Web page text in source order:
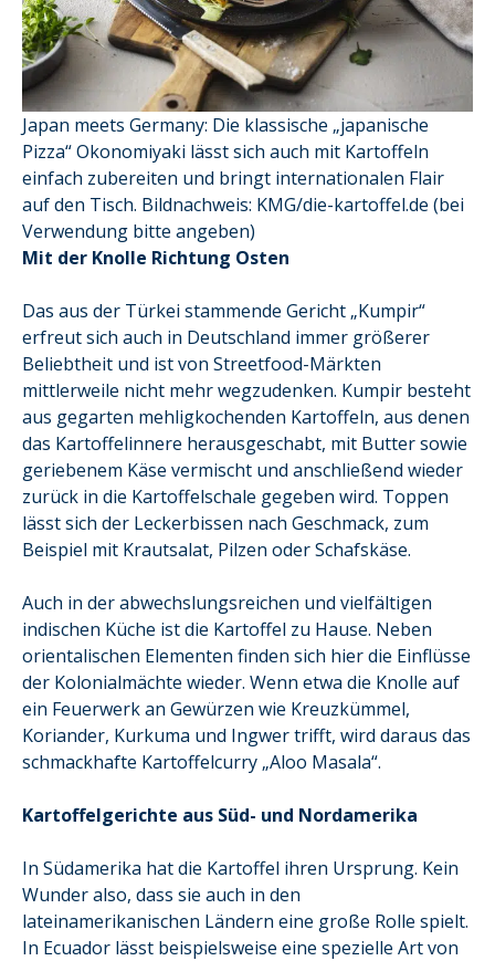
Japan meets Germany: Die klassische „japanische
Pizza“ Okonomiyaki lässt sich auch mit Kartoffeln
einfach zubereiten und bringt internationalen Flair
auf den Tisch. Bildnachweis: KMG/die-kartoffel.de (bei
Verwendung bitte angeben)
Mit der Knolle Richtung Osten
Das aus der Türkei stammende Gericht „Kumpir“
erfreut sich auch in Deutschland immer größerer
Beliebtheit und ist von Streetfood-Märkten
mittlerweile nicht mehr wegzudenken. Kumpir besteht
aus gegarten mehligkochenden Kartoffeln, aus denen
das Kartoffelinnere herausgeschabt, mit Butter sowie
geriebenem Käse vermischt und anschließend wieder
zurück in die Kartoffelschale gegeben wird. Toppen
lässt sich der Leckerbissen nach Geschmack, zum
Beispiel mit Krautsalat, Pilzen oder Schafskäse.
Auch in der abwechslungsreichen und vielfältigen
indischen Küche ist die Kartoffel zu Hause. Neben
orientalischen Elementen finden sich hier die Einflüsse
der Kolonialmächte wieder. Wenn etwa die Knolle auf
ein Feuerwerk an Gewürzen wie Kreuzkümmel,
Koriander, Kurkuma und Ingwer trifft, wird daraus das
schmackhafte Kartoffelcurry „Aloo Masala“.
Kartoffelgerichte aus Süd- und Nordamerika
In Südamerika hat die Kartoffel ihren Ursprung. Kein
Wunder also, dass sie auch in den
lateinamerikanischen Ländern eine große Rolle spielt.
In Ecuador lässt beispielsweise eine spezielle Art von